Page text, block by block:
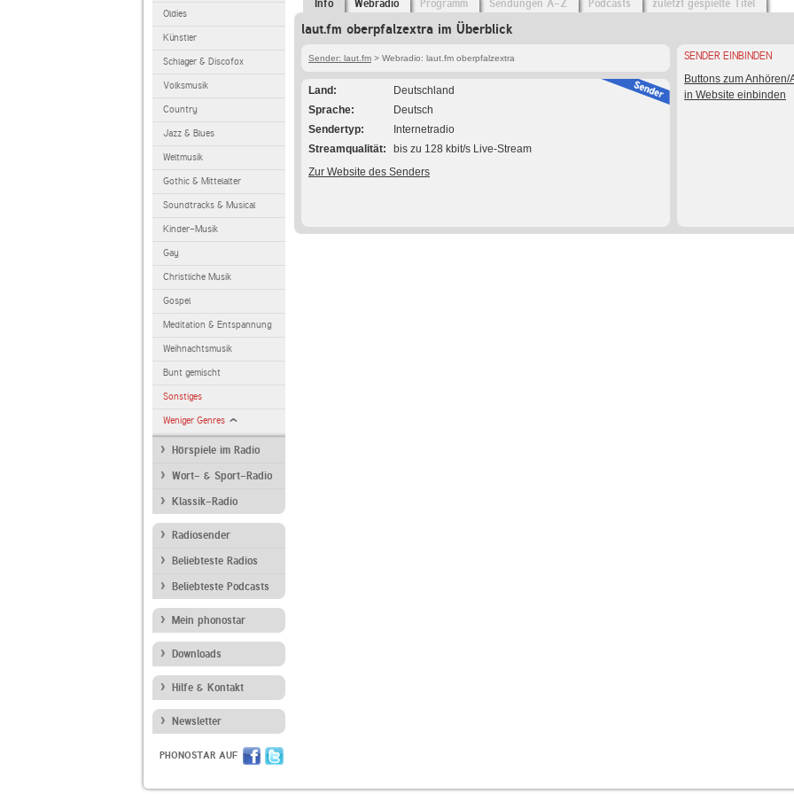
Oldies
Künstler
Schlager & Discofox
Volksmusik
Country
Jazz & Blues
Weltmusik
Gothic & Mittelalter
Soundtracks & Musical
Kinder-Musik
Gay
Christliche Musik
Gospel
Meditation & Entspannung
Weihnachtsmusik
Bunt gemischt
Sonstiges
Weniger Genres
Hörspiele im Radio
Wort- & Sport-Radio
Klassik-Radio
Radiosender
Beliebteste Radios
Beliebteste Podcasts
Mein phonostar
Downloads
Hilfe & Kontakt
Newsletter
PHONOSTAR AUF
Info Webradio Programm Sendungen A-Z Podcasts zuletzt gespielte Titel
laut.fm oberpfalzextra im Überblick
Sender: laut.fm > Webradio: laut.fm oberpfalzextra
Land
Deutschland
Sprache
Deutsch
Sendertyp
Internetradio
Streamqualität
bis zu 128 kbit/s Live-Stream
Zur Website des Senders
SENDER EINBINDEN
Buttons zum Anhören/
in Website einbinden